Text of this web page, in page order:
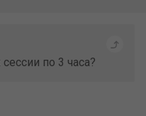
по 3 часа?